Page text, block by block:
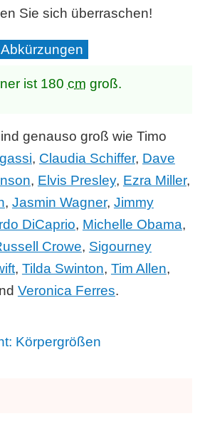
Sie sich überraschen!
Abkürzungen
ist 180 cm groß.
genauso groß wie Timo
, Claudia Schiffer, Dave
, Elvis Presley, Ezra Miller,
, Jasmin Wagner, Jimmy
DiCaprio, Michelle Obama,
Crowe, Sigourney
, Tilda Swinton, Tim Allen,
Veronica Ferres.
Körpergrößen